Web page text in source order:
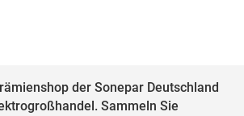
der Sonepar Deutschland
Sammeln Sie